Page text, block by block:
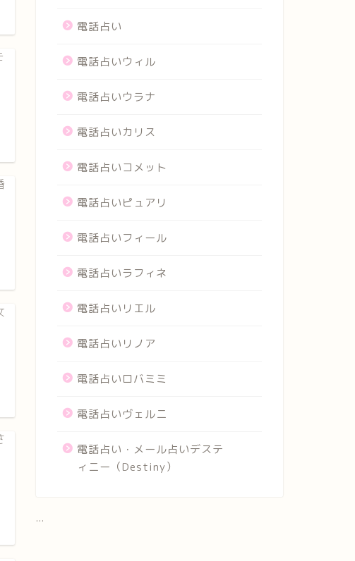
電話占い
電話占いウィル
電話占いウラナ
電話占いカリス
電話占いコメット
電話占いピュアリ
電話占いフィール
電話占いラフィネ
電話占いリエル
電話占いリノア
電話占いロバミミ
電話占いヴェルニ
電話占い・メール占いデステ
ィニー（Destiny）
...